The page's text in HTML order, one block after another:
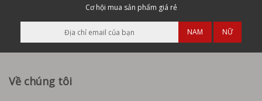
Cơ hội mua sản phẩm giá rẻ
NAM NỮ
Về chúng tôi